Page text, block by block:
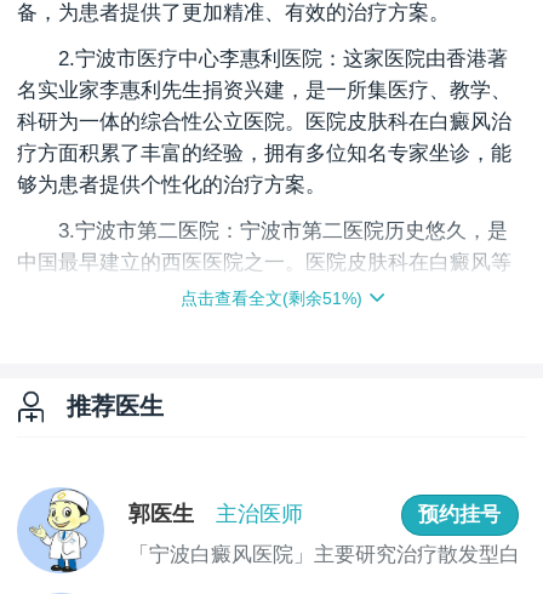
备，为患者提供了更加精准、有效的治疗方案。
2.宁波市医疗中心李惠利医院：这家医院由香港著
名实业家李惠利先生捐资兴建，是一所集医疗、教学、
科研为一体的综合性公立医院。医院皮肤科在白癜风治
疗方面积累了丰富的经验，拥有多位知名专家坐诊，能
够为患者提供个性化的治疗方案。
3.宁波市第二医院：宁波市第二医院历史悠久，是
中国最早建立的西医医院之一。医院皮肤科在白癜风等
皮肤病的治疗上具有较高的造诣，专家团队实力雄厚，
学、科研及预防保健为一体的三级甲等综合医院，宁波
皮肤病的诊治，包括白癜风。
5.宁波博润白癜风专科：这是一家专业、经验丰富
的白癜风诊疗机构，具备先进的诊疗设备和专业的医疗
点击查看全文(剩余51%)
推荐医生
郭医生 主治医师
预约挂号
「宁波白癜风医院」主要研究治疗散发型白